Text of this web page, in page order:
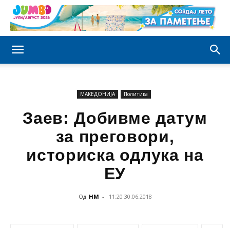
МАКЕДОНИЈА Политика
Заев: Добивме датум
за преговори,
историска одлука на
ЕУ
Од НМ - 11:20 30.06.2018